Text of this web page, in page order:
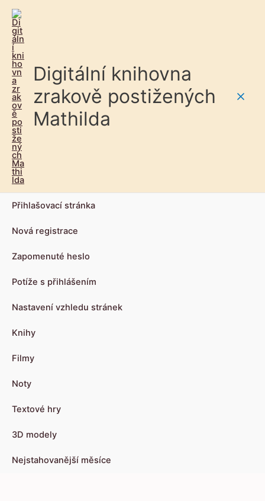
Digitální knihovna
zrakově postižených
Mathilda
Přihlašovací stránka
Nová registrace
Zapomenuté heslo
Potíže s přihlášením
Nastavení vzhledu stránek
Knihy
Filmy
Noty
Textové hry
3D modely
Nejstahovanější měsíce